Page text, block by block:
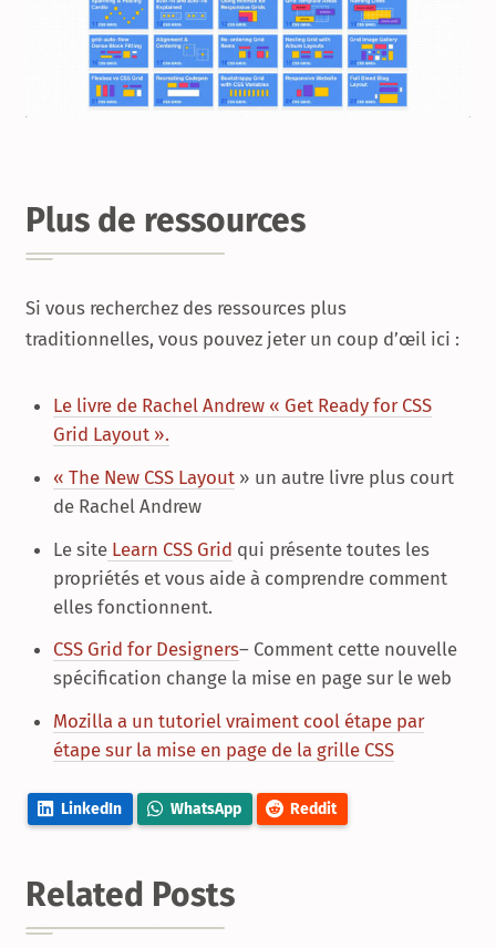
Plus de ressources
Si vous recherchez des ressources plus
traditionnelles, vous pouvez jeter un coup d’œil ici :
Le livre de Rachel Andrew « Get Ready for CSS
Grid Layout ».
« The New CSS Layout » un autre livre plus court
de Rachel Andrew
Le site Learn CSS Grid qui présente toutes les
propriétés et vous aide à comprendre comment
elles fonctionnent.
CSS Grid for Designers– Comment cette nouvelle
spécification change la mise en page sur le web
Mozilla a un tutoriel vraiment cool étape par
étape sur la mise en page de la grille CSS
LinkedIn WhatsApp Reddit
Related Posts